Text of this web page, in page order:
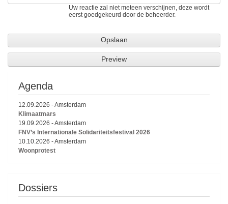
Uw reactie zal niet meteen verschijnen, deze wordt
eerst goedgekeurd door de beheerder.
Agenda
12.09.2026 -Amsterdam
Klimaatmars
19.09.2026 -Amsterdam
FNV’s Internationale Solidariteitsfestival 2026
10.10.2026 -Amsterdam
Woonprotest
Dossiers